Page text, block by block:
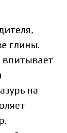
глины.
впитывает
на